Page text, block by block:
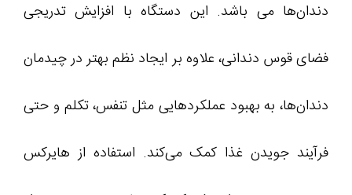
دندان‌ها می باشد. این دستگاه با افزایش تدریجی
فضای قوس دندانی، علاوه بر ایجاد نظم بهتر در چیدمان
دندان‌ها، به بهبود عملکردهایی مثل تنفس، تکلم و حتی
فرآیند جویدن غذا کمک می‌کند. استفاده از هایرکس